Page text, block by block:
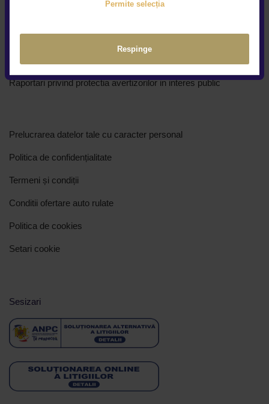
Permite selecția
Respinge
Regulamente promotii
Raportari privind protectia avertizorilor in interes public
Prelucrarea datelor tale cu caracter personal
Politica de confidențialitate
Termeni și condiții
Conditii ofertare auto rulate
Politica de cookies
Setari cookie
Sesizari